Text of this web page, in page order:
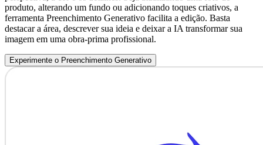
produto, alterando um fundo ou adicionando toques criativos, a
ferramenta Preenchimento Generativo facilita a edição. Basta
destacar a área, descrever sua ideia e deixar a IA transformar sua
imagem em uma obra-prima profissional.
Experimente o Preenchimento Generativo